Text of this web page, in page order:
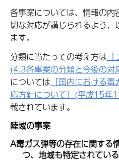
各事案については、情報の
切な対応が講じられるよう
ます。
分類に当たっての考え方は
(4.3各事案の分類と今後の対
については 「国内における
応方針について」(平成15年
載されています。
陸域の事案
A毒ガス弾等の存在に関する
つ、地域も特定されてい